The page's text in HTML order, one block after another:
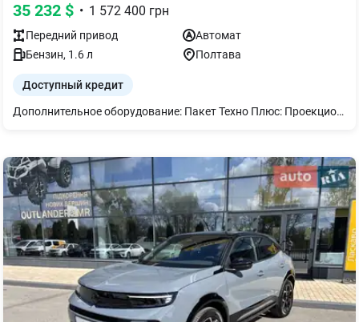
35 232 $ • 1 572 400 грн
Передний привод
Автомат
Бензин, 1.6л Полтава
Доступный кредит
Дополнительное оборудование: Пакет Техно Плюс: Проекционный дисплей на лобовом стекле Камера 360° (4 камеры) (QK15) Электрический обогрев лобового стекла (LW02) Система помощи при смене полосы движения Lane change assist - long range (ZVM9) Система предупреждения о поперечном движении сзади Rear Cross Traffic Alert Ассистент удержания выбранной позиции в полосе движения Lane Positioning Assist Безрамное зеркало заднего вида с электрохромным покрытием (RL06) Система мониторинга качества воздуха AQS (O301) Краска эмаль: БЕЛАЯ WPP0